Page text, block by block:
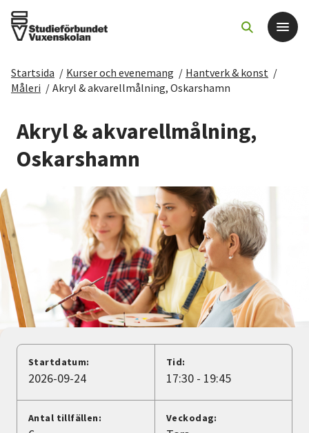
Det här gör vi
För dig som
Sök kurser och evenemang
Om SV
Starta studiecirkel
Cirkelledare
Nyheter
Avdelningar
Lyssna
Startsida / Kurser och evenemang / Hantverk & konst /
Måleri / Akryl & akvarellmålning, Oskarshamn
Akryl & akvarellmålning,
Oskarshamn
Startdatum:
2026-09-24
Tid:
17:30 - 19:45
Antal tillfällen: Veckodag: